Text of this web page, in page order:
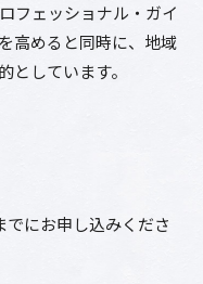
フェッショナル・ガイ
高めると同時に、地域
としています。
でにお申し込みくださ